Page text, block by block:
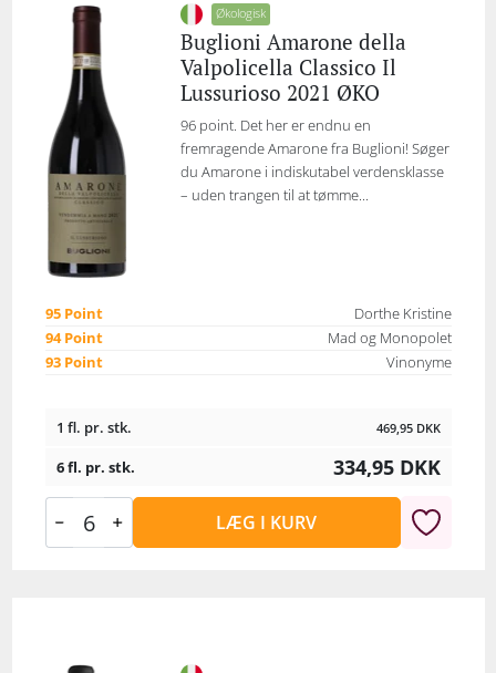
Økologisk
Buglioni Amarone della
Valpolicella Classico Il
Lussurioso 2021 ØKO
96 point. Det her er endnu en
fremragende Amarone fra Buglioni! Søger
du Amarone i indiskutabel verdensklasse
– uden trangen til at tømme...
95 Point
Dorthe Kristine
94 Point
Mad og Monopolet
93 Point
Vinonyme
1 fl. pr. stk. 469,95 DKK
6 fl. pr. stk. 334,95 DKK
LÆG I KURV